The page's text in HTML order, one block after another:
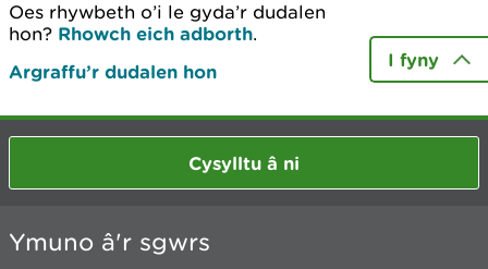
Oes rhywbeth o’i le gyda’r dudalen
hon? Rhowch eich adborth.
Argraffu’r dudalen hon
I fyny
Cysylltu â ni
Ymuno â'r sgwrs